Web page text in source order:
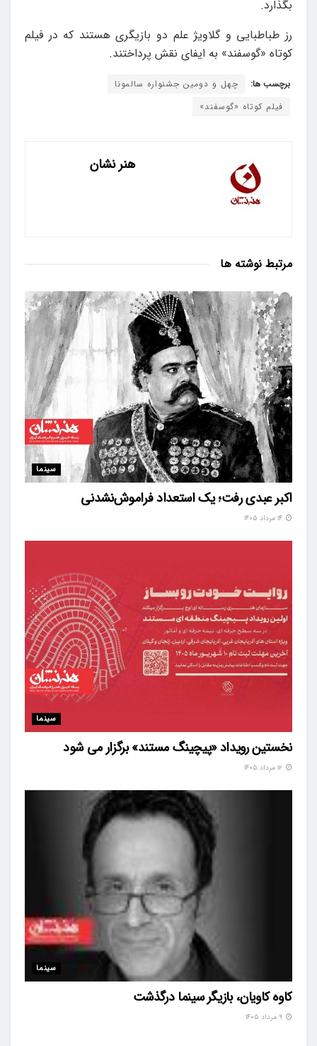
بگذارد.
رز طباطبایی و گلاویژ علم دو بازیگری هستند که در فیلم
کوتاه «گوسفند» به ایفای نقش پرداختند.
برچسب ها:
چهل و دومین جشنواره سالمونا
فیلم کوتاه «گوسفند»
هنر نشان
مرتبط نوشته ها
سینما
اکبر عبدی رفت؛ یک استعداد فراموش‌نشدنی
سینما
نخستین رویداد «پیچینگ مستند» برگزار می شود
سینما
کاوه کاویان، بازیگر سینما درگذشت